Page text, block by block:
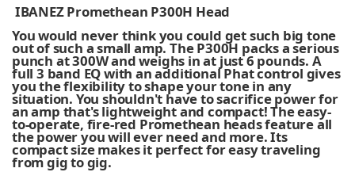
IBANEZ Promethean P300H Head
You would never think you could get such big tone
out of such a small amp. The P300H packs a serious
punch at 300W and weighs in at just 6 pounds. A
full 3 band EQ with an additional Phat control gives
you the flexibility to shape your tone in any
situation. You shouldn't have to sacrifice power for
an amp that's lightweight and compact! The easy-
to-operate, fire-red Promethean heads feature all
the power you will ever need and more. Its
compact size makes it perfect for easy traveling
from gig to gig.